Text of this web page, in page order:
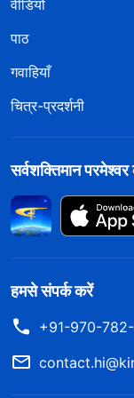
वीडियो
पाठ
गवाहियाँ
चित्र-प्रदर्शनी
सर्वशक्तिमान
हमसे संपर्क करें
+91-970-